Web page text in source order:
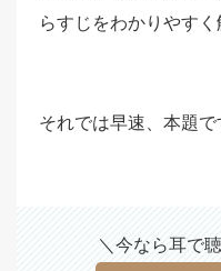
らすじをわかりやすく
それでは早速、本題で
＼今なら耳で